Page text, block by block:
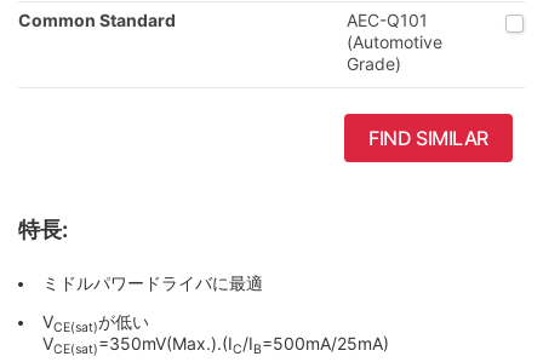
Common Standard
AEC-Q101
(Automotive
Grade)
FIND SIMILAR
特長:
ミドルパワードライバに最適
VCE(sat)が低い
VCE(sat)=350mV(Max.).(IC/IB=500mA/25mA)